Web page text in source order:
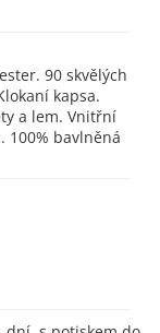
90 skvělých
kapsa.
a lem. Vnitřní
100% bavlněná